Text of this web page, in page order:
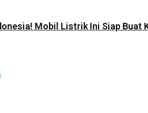
Mobil Listrik Ini Siap Buat